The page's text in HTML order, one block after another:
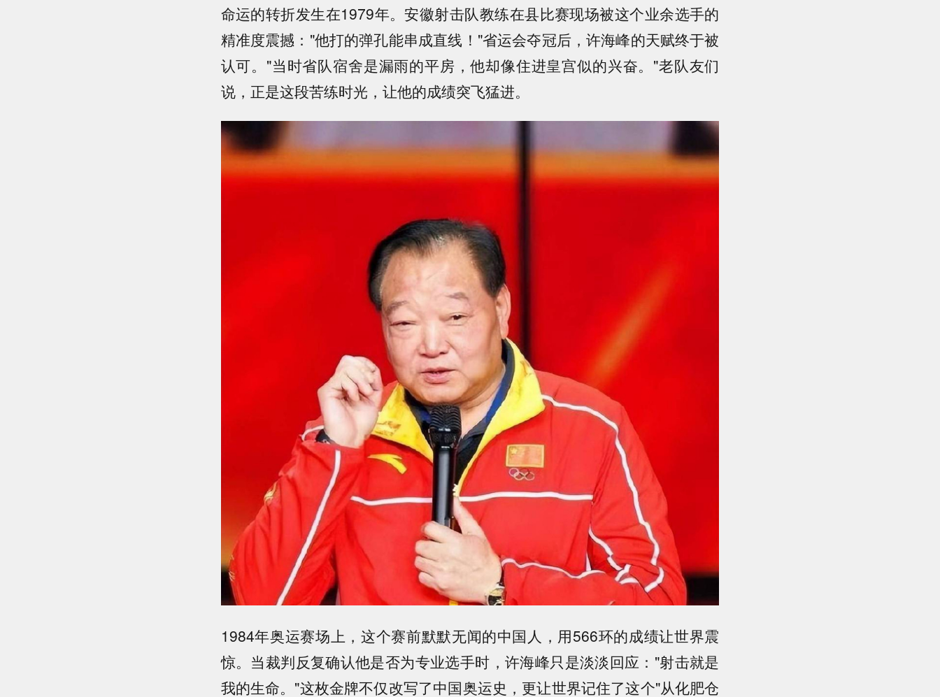
命运的转折发生在1979年。安徽射击队教练在县比赛现场被这个业余选手的
精准度震撼："他打的弹孔能串成直线！"省运会夺冠后，许海峰的天赋终于被
认可。"当时省队宿舍是漏雨的平房，他却像住进皇宫似的兴奋。"老队友们
说，正是这段苦练时光，让他的成绩突飞猛进。
1984年奥运赛场上，这个赛前默默无闻的中国人，用566环的成绩让世界震
惊。当裁判反复确认他是否为专业选手时，许海峰只是淡淡回应："射击就是
我的生命。"这枚金牌不仅改写了中国奥运史，更让世界记住了这个"从化肥仓